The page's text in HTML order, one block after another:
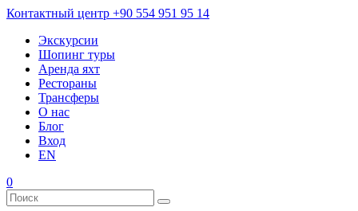
Контактный центр +90 554 951 95 14
Экскурсии
Шопинг туры
Аренда яхт
Рестораны
Трансферы
О нас
Блог
Вход
EN
0